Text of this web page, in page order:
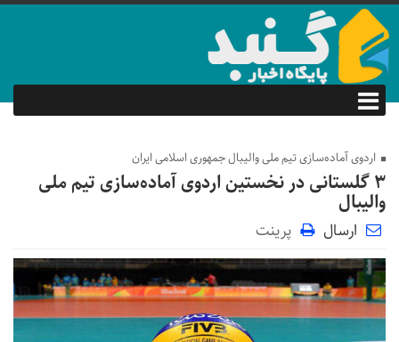
اردوی آماده‌سازی تیم ملی والیبال جمهوری اسلامی ایران
3 گلستانی در نخستین اردوی آماده‌سازی تیم ملی
والیبال
ارسال پرینت